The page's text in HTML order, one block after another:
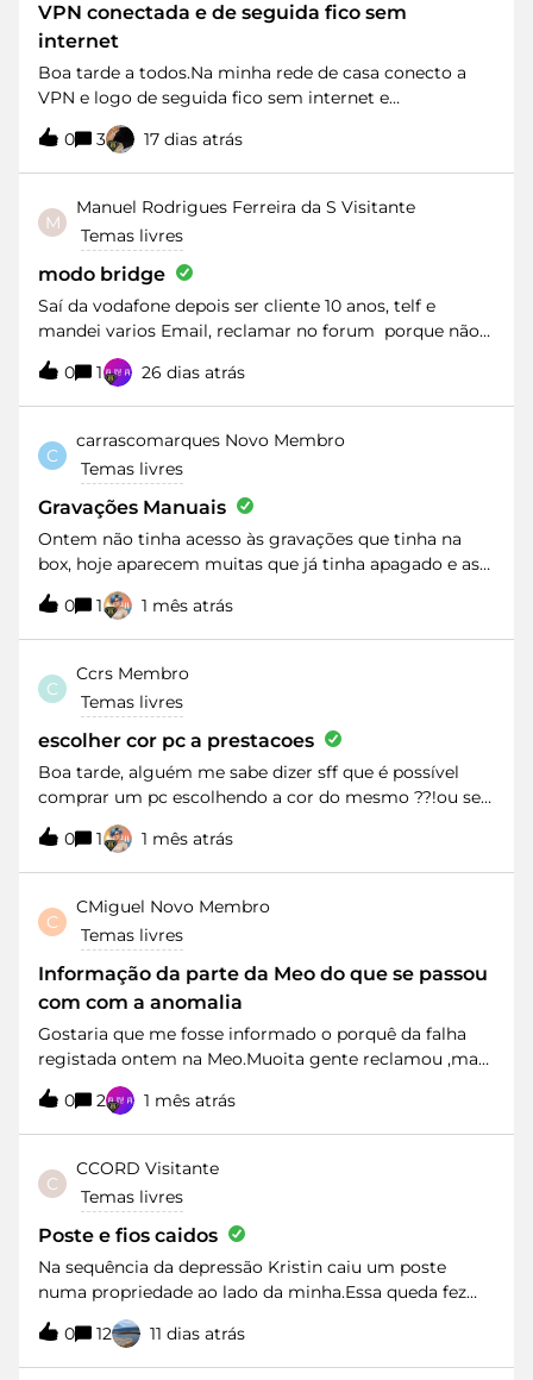
VPN conectada e de seguida fico sem
internet
Boa tarde a todos.Na minha rede de casa conecto a
VPN e logo de seguida fico sem internet e
consequentemente não consigo entrar remotamente
no pc do meu trabalho.Experimentei com partilha de
net pelos telemóveis de dois meus colegas
(VODAFONE) e consegui entrar sem problema. Devido
à rede ser VODAFONE pensei que pudesse ser do meu
router.Liguei para a MEO a explicar o sucedido, mas
disseram que não havia problema nenhum e que tinha
que falar com o departamento informático do meu
empregador, que poderia ter alguma limitação para a
MEO. Ora, isto não faz sentido nenhum porque num
universo de 100 pessoas é obvio que tem que estar
operadora mal acabe a fidelização.
0 3 17 dias atrás
M
Manuel Rodrigues Ferreira da S Visitante
Temas livres
modo bridge
Saí da vodafone depois ser cliente 10 anos, telf e
mandei varios Email, reclamar no forum porque não
tinha modo bridge e agora chego à uzo e o mesmo
problemas o que vale o contrato e de 3
mes.cumprimentos
0 1 26 dias atrás
C
carrascomarques Novo Membro
Temas livres
Gravações Manuais
Ontem não tinha acesso às gravações que tinha na
box, hoje aparecem muitas que já tinha apagado e as
mais recentes continuam se aparecer. Alguém na
mesma situação?
0 1 1 mês atrás
C
Ccrs Membro
Temas livres
escolher cor pc a prestacoes
Boa tarde, alguém me sabe dizer sff que é possível
comprar um pc escolhendo a cor do mesmo ??!ou se
estamos apenas limitados as cores and ué eles
dispõem ?obrigado a quem me souber responder a
está questao
0 1 1 mês atrás
C
CMiguel Novo Membro
Temas livres
Informação da parte da Meo do que se passou
com com a anomalia
Gostaria que me fosse informado o porquê da falha
registada ontem na Meo.Muoita gente reclamou ,mas
da vossa parte não houve nenhum esclarecimento.
0 2 1 mês atrás
C
CCORD Visitante
Temas livres
Poste e fios caidos
Na sequência da depressão Kristin caiu um poste
numa propriedade ao lado da minha.Essa queda fez
com que parte desses fios se encotrem a forçar o meu
telhado, impedindo a reparação do mesmo.Estes fios
eram antigamente da responsabilidade dos CTT, sendo
0 12 11 dias atrás